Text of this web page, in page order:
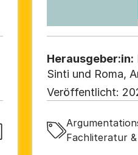
Herausgeber:in:
Sinti und Roma,
Berlin, Stiftung
Antiziganismus
Veröffentlicht:
Fachliteratur